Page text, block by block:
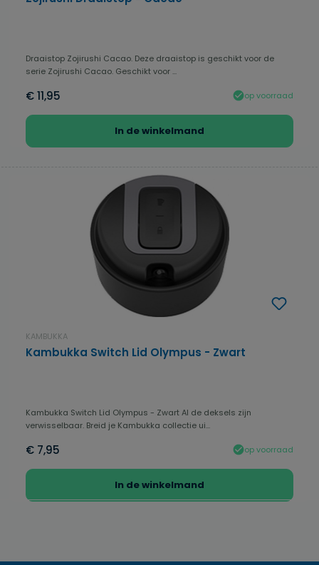
Draaistop Zojirushi Cacao. Deze draaistop is geschikt voor de
serie Zojirushi Cacao. Geschikt voor ...
€ 11,95 op voorraad
In de winkelmand
KAMBUKKA
Kambukka Switch Lid Olympus - Zwart
Kambukka Switch Lid Olympus - Zwart Al de deksels zijn
verwisselbaar. Breid je Kambukka collectie ui...
€ 7,95 op voorraad
In de winkelmand